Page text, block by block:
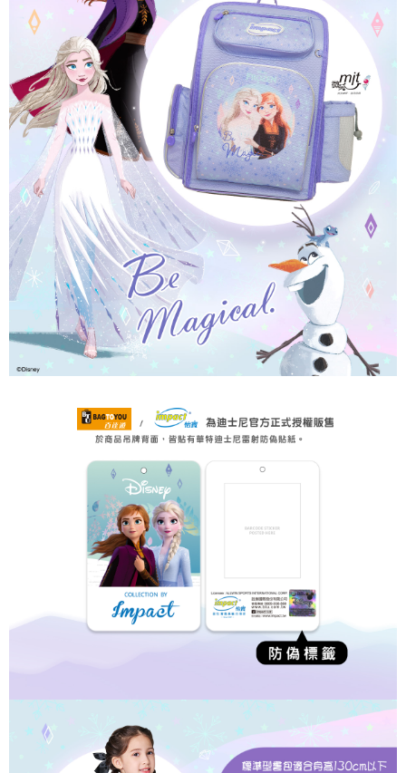
時審查核予不同之上限額度；若仍有額度不足之情形，本公司將視審查結果
請求用戶進行身份認證。
５．嚴禁一人註冊多個帳號或使用他人資訊註冊。若發現惡意使用之情形，
恩沛科技股份有限公司將有權停止該用戶之使用額度並採取法律行動。
外島宅配
每筆NT$200